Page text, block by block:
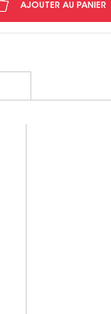
AJOUTER AU PANIER